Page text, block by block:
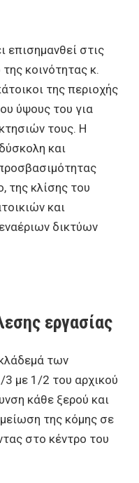
επισημανθεί στις
κοινότητας κ.
της περιοχής
ύψους του για
τους. Η
και
της κλίσης του
και
δικτύων
εργασίας
των
με 1/2 του αρχικού
κάθε ξερού και
της κόμης σε
στο κέντρο του